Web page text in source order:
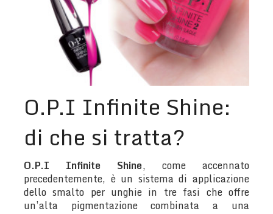
O.P.I Infinite Shine:
di che si tratta?
O.P.I Infinite Shine, come accennato
precedentemente, è un sistema di applicazione
dello smalto per unghie in tre fasi che offre
un’alta pigmentazione combinata a una